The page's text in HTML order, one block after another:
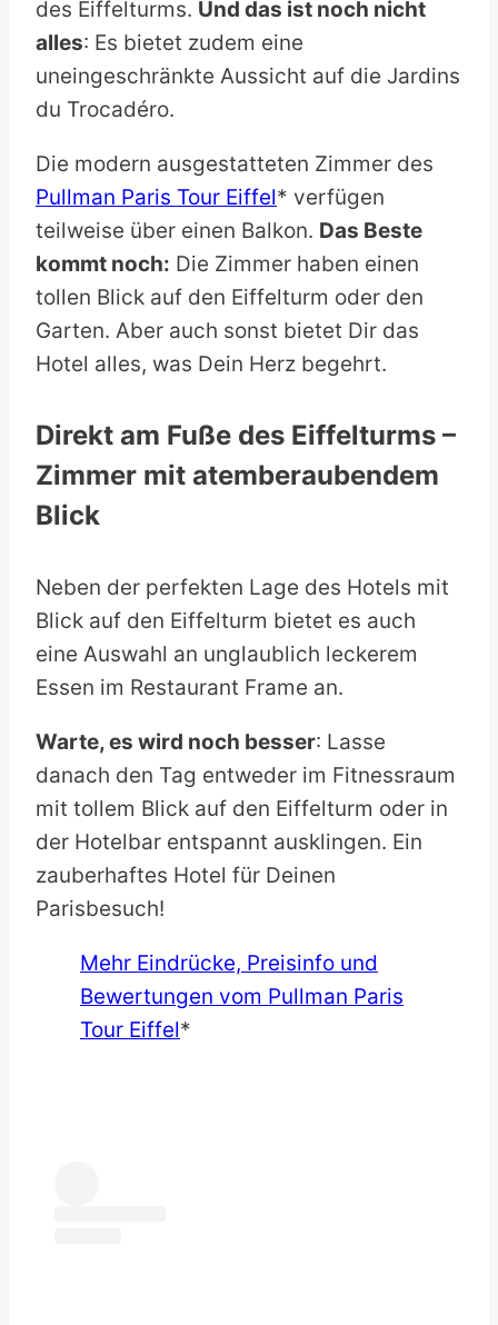
des Eiffelturms. Und das ist noch nicht
alles: Es bietet zudem eine
uneingeschränkte Aussicht auf die Jardins
du Trocadéro.
Die modern ausgestatteten Zimmer des
Pullman Paris Tour Eiffel* verfügen
teilweise über einen Balkon. Das Beste
kommt noch: Die Zimmer haben einen
tollen Blick auf den Eiffelturm oder den
Garten. Aber auch sonst bietet Dir das
Hotel alles, was Dein Herz begehrt.
Direkt am Fuße des Eiffelturms –
Zimmer mit atemberaubendem
Blick
Neben der perfekten Lage des Hotels mit
Blick auf den Eiffelturm bietet es auch
eine Auswahl an unglaublich leckerem
Essen im Restaurant Frame an.
Warte, es wird noch besser: Lasse
danach den Tag entweder im Fitnessraum
mit tollem Blick auf den Eiffelturm oder in
der Hotelbar entspannt ausklingen. Ein
zauberhaftes Hotel für Deinen
Parisbesuch!
Mehr Eindrücke, Preisinfo und
Bewertungen vom Pullman Paris
Tour Eiffel*